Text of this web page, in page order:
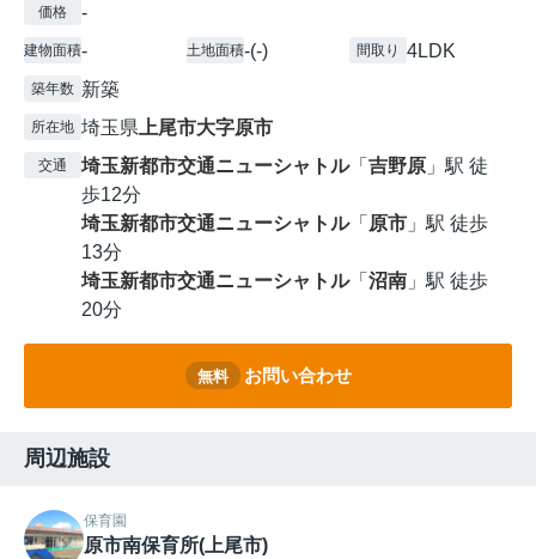
価格 -
建物面積- 土地面積-(-) 間取り 4LDK
築年数 新築
所在地 埼玉県 上尾市大字原市
交通 埼玉新都市交通ニューシャトル「 吉野原 」駅 徒
歩12分
埼玉新都市交通ニューシャトル「 原市 」駅 徒歩
13分
埼玉新都市交通ニューシャトル「 沼南 」駅 徒歩
20分
無料 お問い合わせ
周辺施設
保育園
原市南保育所(上尾市)